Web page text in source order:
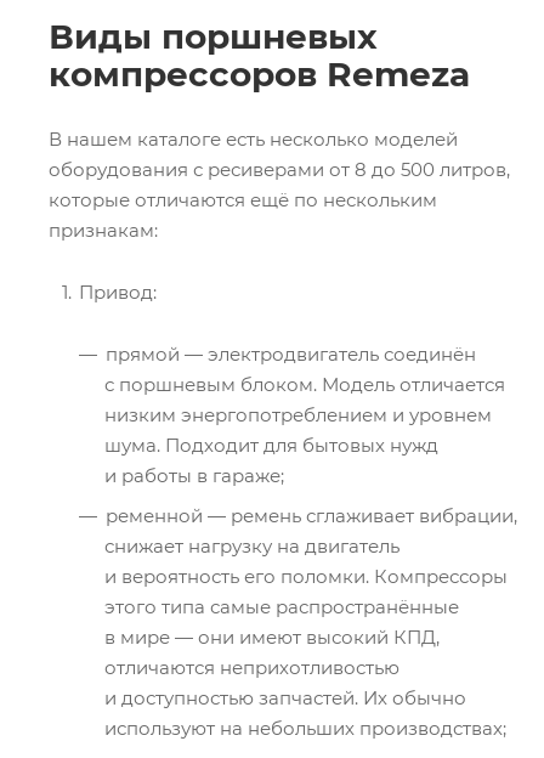
Виды поршневых
компрессоров Remeza
В нашем каталоге есть несколько моделей
оборудования с ресиверами от 8 до 500 литров,
которые отличаются ещё по нескольким
признакам:
Привод:
прямой — электродвигатель соединён
с поршневым блоком. Модель отличается
низким энергопотреблением и уровнем
шума. Подходит для бытовых нужд
и работы в гараже;
ременной — ремень сглаживает вибрации,
снижает нагрузку на двигатель
и вероятность его поломки. Компрессоры
этого типа самые распространённые
в мире — они имеют высокий КПД,
отличаются неприхотливостью
и доступностью запчастей. Их обычно
используют на небольших производствах;